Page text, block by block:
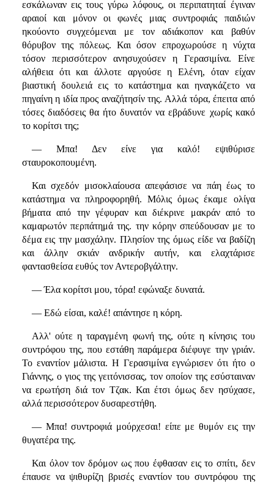
εσκάλωναν εις τους γύρω λόφους, οι περιπατηταί έγιναν
αραιοί και μόνον οι φωνές μιας συντροφιάς παιδιών
ηκούοντο συγχεόμεναι με τον αδιάκοπον και βαθύν
θόρυβον της πόλεως. Και όσον επροχωρούσε η νύχτα
τόσον περισσότερον ανησυχούσεν η Γερασιμίνα. Είνε
αλήθεια ότι και άλλοτε αργούσε η Ελένη, όταν είχαν
βιαστική δουλειά εις το κατάστημα και ηναγκάζετο να
πηγαίνη η ιδία προς αναζήτησίν της. Αλλά τόρα, έπειτα από
τόσες διαδόσεις θα ήτο δυνατόν να εβράδυνε χωρίς κακό
το κορίτσι της;
— Μπα! Δεν είνε για καλό! εψιθύρισε
σταυροκοπουμένη.
Και σχεδόν μισοκλαίουσα απεφάσισε να πάη έως το
κατάστημα να πληροφορηθή. Μόλις όμως έκαμε ολίγα
βήματα από την γέφυραν και διέκρινε μακράν από το
καμαρωτόν περπάτημά της. την κόρην σπεύδουσαν με το
δέμα εις την μασχάλην. Πλησίον της όμως είδε να βαδίζη
και άλλην σκιάν ανδρικήν αυτήν, και ελαχτάρισε
φαντασθείσα ευθύς τον Αντεροβγάλτην.
— Έλα κορίτσι μου, τόρα! εφώναξε δυνατά.
— Εδώ είσαι, καλέ! απάντησε η κόρη.
Αλλ' ούτε η ταραγμένη φωνή της, ούτε η κίνησις του
συντρόφου της, που εστάθη παράμερα διέφυγε την γριάν.
Το εναντίον μάλιστα. Η Γερασιμίνα εγνώρισεν ότι ήτο ο
Γιάννης, ο γιος της γειτόνισσας, τον οποίον της εσύσταιναν
να ερωτήση διά τον Τζακ. Και έτσι όμως δεν ησύχασε,
αλλά περισσότερον δυσαρεστήθη.
— Μπα! συντροφιά μούρχεσαι! είπε με θυμόν εις την
θυγατέρα της.
Και όλον τον δρόμον ως που έφθασαν εις το σπίτι, δεν
έπαυσε να ψιθυρίζη βρισές εναντίον του συντρόφου της